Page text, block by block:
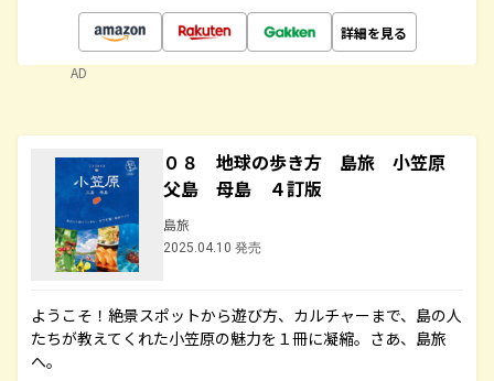
詳細を見る
AD
０８ 地球の歩き方 島旅 小笠原
父島 母島 ４訂版
島旅
2025.04.10 発売
ようこそ！絶景スポットから遊び方、カルチャーまで、島の人
たちが教えてくれた小笠原の魅力を１冊に凝縮。さあ、島旅
へ。